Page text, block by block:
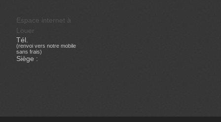
Espace internet à
Louer
Tél.
(renvoi vers notre mobile
sans frais)
Siège :